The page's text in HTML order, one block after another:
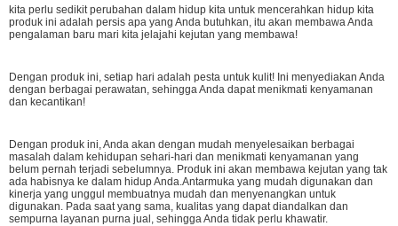
kita perlu sedikit perubahan dalam hidup kita untuk mencerahkan hidup kita
produk ini adalah persis apa yang Anda butuhkan, itu akan membawa Anda
pengalaman baru mari kita jelajahi kejutan yang membawa!
Dengan produk ini, setiap hari adalah pesta untuk kulit! Ini menyediakan Anda
dengan berbagai perawatan, sehingga Anda dapat menikmati kenyamanan
dan kecantikan!
Dengan produk ini, Anda akan dengan mudah menyelesaikan berbagai
masalah dalam kehidupan sehari-hari dan menikmati kenyamanan yang
belum pernah terjadi sebelumnya. Produk ini akan membawa kejutan yang tak
ada habisnya ke dalam hidup Anda.Antarmuka yang mudah digunakan dan
kinerja yang unggul membuatnya mudah dan menyenangkan untuk
digunakan. Pada saat yang sama, kualitas yang dapat diandalkan dan
sempurna layanan purna jual, sehingga Anda tidak perlu khawatir.